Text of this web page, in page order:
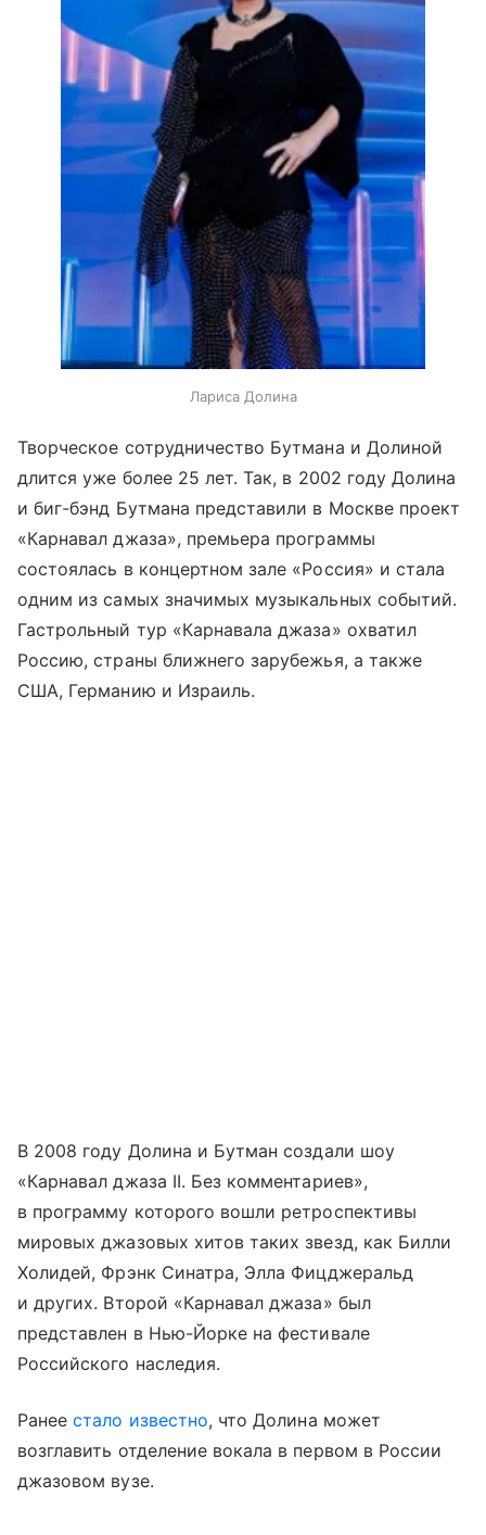
Лариса Долина
Творческое сотрудничество Бутмана и Долиной
длится уже более 25 лет. Так, в 2002 году Долина
и биг-бэнд Бутмана представили в Москве проект
«Карнавал джаза», премьера программы
состоялась в концертном зале «Россия» и стала
одним из самых значимых музыкальных событий.
Гастрольный тур «Карнавала джаза» охватил
Россию, страны ближнего зарубежья, а также
США, Германию и Израиль.
В 2008 году Долина и Бутман создали шоу
«Карнавал джаза II. Без комментариев»,
в программу которого вошли ретроспективы
мировых джазовых хитов таких звезд, как Билли
Холидей, Фрэнк Синатра, Элла Фицджеральд
и других. Второй «Карнавал джаза» был
представлен в Нью-Йорке на фестивале
Российского наследия.
Ранеестало известно, что Долина может
возглавить отделение вокала в первом в России
джазовом вузе.